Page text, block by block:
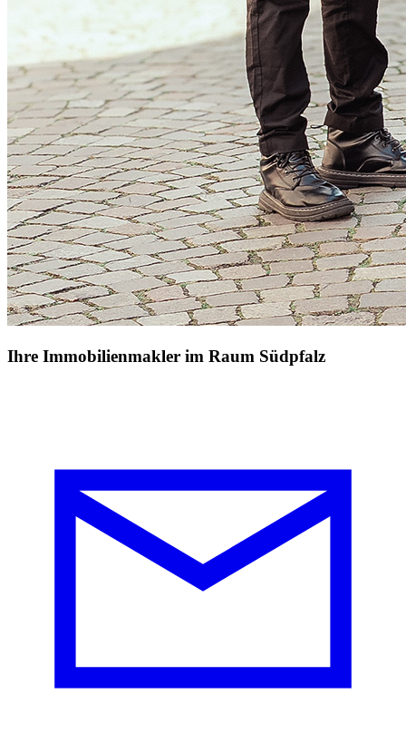
Ihre Immobilienmakler im Raum Südpfalz